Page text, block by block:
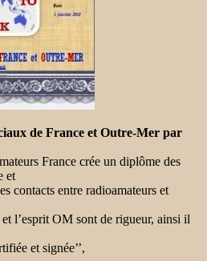
de France et Outre-Mer par
France crée un diplôme des
et
contacts entre radioamateurs et
l’esprit OM sont de rigueur, ainsi il
et signée’’,